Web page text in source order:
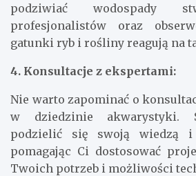
podziwiać wodospady
profesjonalistów oraz
gatunki ryb i rośliny reagują na
4. Konsultacje z ekspertami:
Nie warto zapominać o
w dziedzinie akwarystyki.
podzielić się swoją wiedzą i
pomagając Ci dostosować
Twoich potrzeb i możliwości